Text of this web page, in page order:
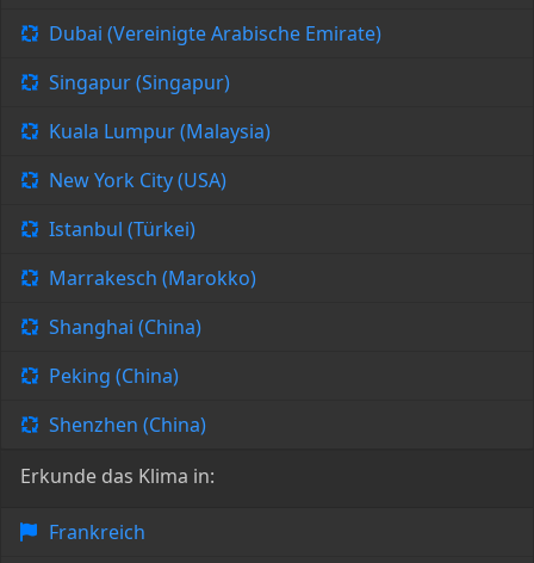
Dubai (Vereinigte Arabische Emirate)
Singapur (Singapur)
Kuala Lumpur (Malaysia)
New York City (USA)
Istanbul (Türkei)
Marrakesch (Marokko)
Shanghai (China)
Peking (China)
Shenzhen (China)
Erkunde das Klima in:
Frankreich